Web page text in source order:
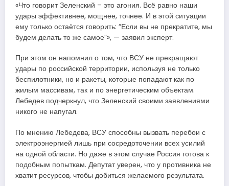
«Что говорит Зеленский – это агония. Всё равно наши
удары эффективнее, мощнее, точнее. И в этой ситуации
ему только остаётся говорить: “Если вы не прекратите, мы
будем делать то же самое”», — заявил эксперт.
При этом он напомнил о том, что ВСУ не прекращают
удары по российской территории, используя не только
беспилотники, но и ракеты, которые попадают как по
жилым массивам, так и по энергетическим объектам.
Лебедев подчеркнул, что Зеленский своими заявлениями
никого не напугал.
По мнению Лебедева, ВСУ способны вызвать перебои с
электроэнергией лишь при сосредоточении всех усилий
на одной области. Но даже в этом случае Россия готова к
подобным попыткам. Депутат уверен, что у противника не
хватит ресурсов, чтобы добиться желаемого результата.